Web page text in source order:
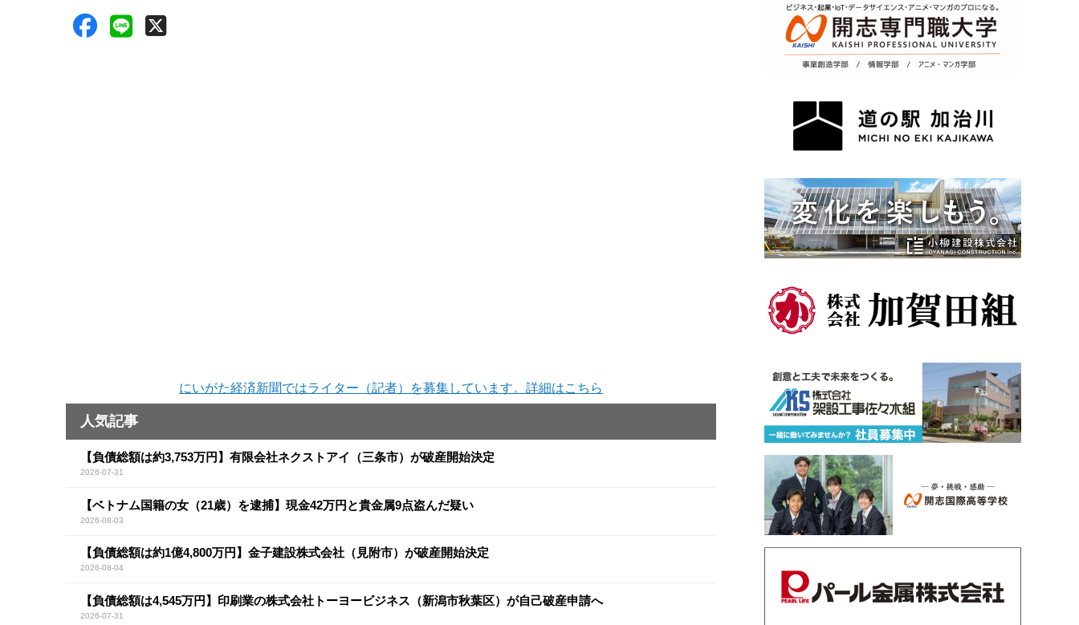
にいがた経済新聞ではライター（記者）を募集しています。詳細はこちら
人気記事
【負債総額は約3,753万円】有限会社ネクストアイ（三条市）が破産開始決定
2026-07-31
【ベトナム国籍の女（21歳）を逮捕】現金42万円と貴金属9点盗んだ疑い
2026-08-03
【負債総額は約1億4,800万円】金子建設株式会社（見附市）が破産開始決定
2026-08-04
【負債総額は4,545万円】印刷業の株式会社トーヨービジネス（新潟市秋葉区）が自己破産申請へ
2026-07-31